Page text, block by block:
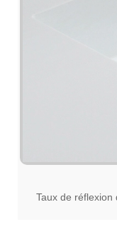
Taux de réflexion